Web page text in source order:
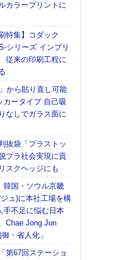
カラープリントに
特集】コダック
シリーズ インプリ
従来の印刷工程に
から貼り直し可能
カータイプ 自己吸
なしでガラス面に
抜袋「プラストッ
プラ社会実現に貢
スクヘッジにも
韓国・ソウル京畿
ュ)に本社工場を構
不足に悩む日本
Chae Jong Jun
・省人化」
第67回ステーショ